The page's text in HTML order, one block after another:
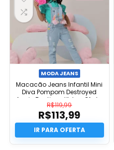
MODA JEANS
Macacão Jeans Infantil Mini
Diva Pompom Destroyed
Angio Boutique Kids – Oferta
R$119,99
O
preço
original
era:
R$113,99
O
preço
atual